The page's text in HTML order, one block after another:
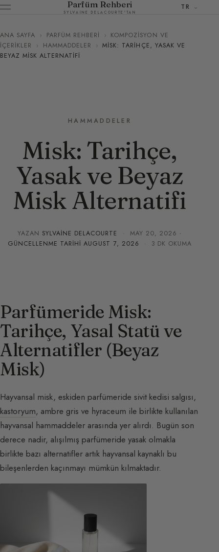
Parfüm Rehberi
SYLVAINE DELACOURTE'TAN
TR
ANA SAYFA › PARFÜM REHBERI › KOMPOZISYON VE
İÇERIKLER
› HAMMADDELER › MISK: TARIHÇE, YASAK VE
BEYAZ MISK ALTERNATIFI
HAMMADDELER
Misk: Tarihçe,
Yasak ve Beyaz
Misk Alternatifi
YAZAN SYLVAINE DELACOURTE · MAY 20, 2026 ·
GÜNCELLENME TARIHIAUGUST 7, 2026 · 3 DK OKUMA
Parfümeride Misk:
Tarihçe, Yasal Statü ve
Alternatifler (Beyaz
Misk)
Hayvansal misk, eskiden parfümeride sivit kedisi salgısı,
kastoryum, ambre gris ve hyraceum ile birlikte kullanılan
hayvansal hammaddeler arasında yer alırdı. Bugün son
derece nadir, alışılmış parfümeride yasak olmakla
birlikte bazı alternatifler artık hayvansal kaynaklı bu
bileşenlerden kaçınmayı mümkün kılmaktadır.